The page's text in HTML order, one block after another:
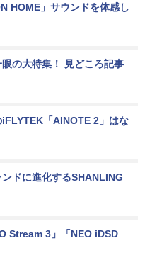
HOME」サウンドを体感し
の大特集！ 見どころ記事
「AINOTE 2」はな
ドに進化するSHANLING
Stream 3」「NEO iDSD